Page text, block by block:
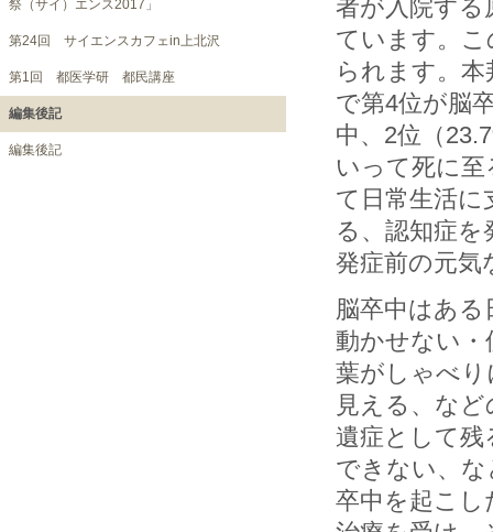
祭（サイ）エンス2017」
第24回 サイエンスカフェin上北沢
第1回 都医学研 都民講座
編集後記
編集後記
者が入院する
ています。
られます。
で第4位が脳
中、2位（
いって死に
て日常生活
る、認知症
発症前の元気
脳卒中はあ
動かせない・
葉がしゃべ
見える、な
遺症として
できない、
卒中を起こし